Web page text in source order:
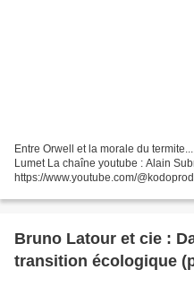
Entre Orwell et la morale du
Lumet La chaîne youtube : Alain
https://www.youtube.com/
Bruno Latour et cie :
transition écologique